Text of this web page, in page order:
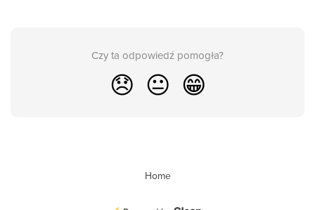
Czy ta odpowiedź pomogła?
😞 😐 😁
Home